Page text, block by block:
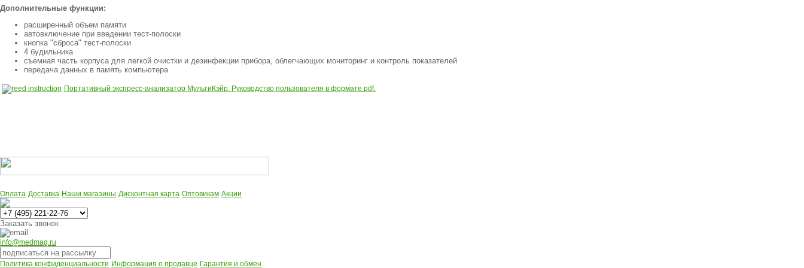
Дополнительные функции:
расширенный объем памяти
автовключение при введении тест-полоски
кнопка "сброса" тест-полоски
4 будильника
съемная часть корпуса для легкой очистки и дезинфекции прибора, облегчающих мониторинг и контроль показателей
передача данных в память компьютера
Портативный экспресс-анализатор МультиКэйр. Руководство пользователя в формате pdf.
Оплата Доставка Наши магазины Дисконтная карта Оптовикам Акции
Заказать звонок
info@medmag.ru
Политика конфиденциальности Информация о продавце Гарантия и обмен